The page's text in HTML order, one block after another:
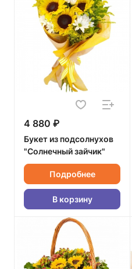
4 880 ₽
Букет из подсолнухов
"Солнечный зайчик"
Подробнее
В корзину